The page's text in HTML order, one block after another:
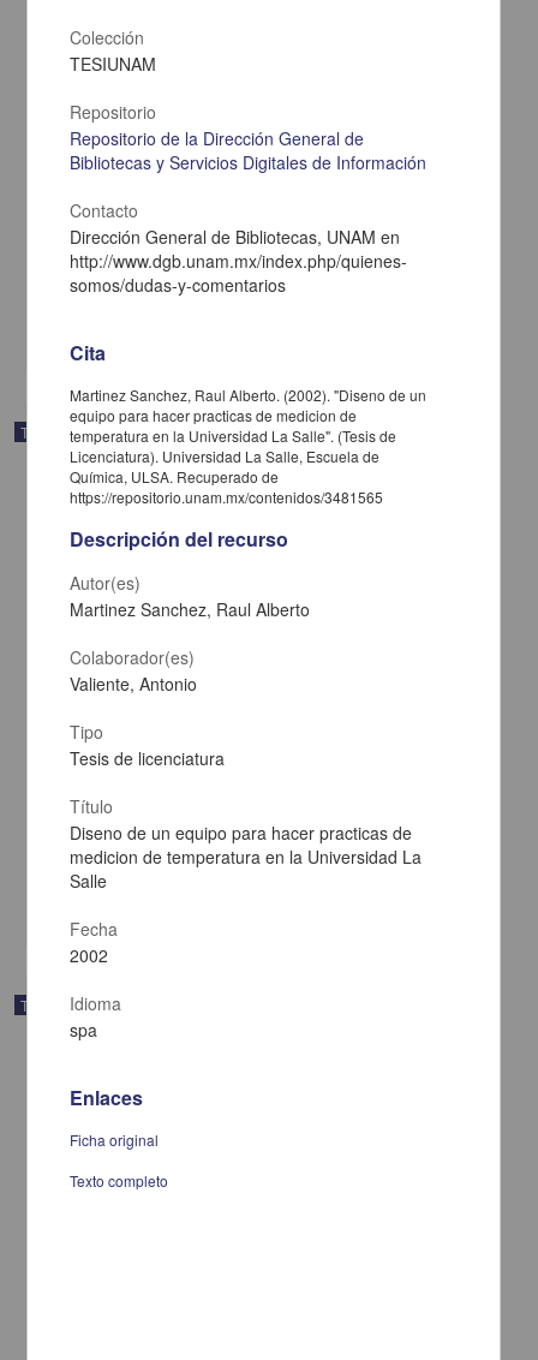
Validacion del proceso de llenado simulado simultaneo en lineas
de produccion de polvo esteriles
Roussell Martinez, Hugo
Biología y Química
Trabajo de grado
Presa Falcon, Tamaulipas
Hernandez Romero, Gerardo Francisco
Ingenierías
Trabajo de grado
Colección
TESIUNAM
Repositorio
Repositorio de la Dirección General de
Bibliotecas y Servicios Digitales de Información
Contacto
Dirección General de Bibliotecas, UNAM en
http://www.dgb.unam.mx/index.php/quienes-
somos/dudas-y-comentarios
Cita
Martinez Sanchez, Raul Alberto. (2002). "Diseno de un
equipo para hacer practicas de medicion de
temperatura en la Universidad La Salle". (Tesis de
Licenciatura). Universidad La Salle, Escuela de
Química, ULSA. Recuperado de
https://repositorio.unam.mx/contenidos/3481565
Descripción del recurso
Autor(es)
Martinez Sanchez, Raul Alberto
Colaborador(es)
Valiente, Antonio
Tipo
Tesis de licenciatura
Título
Diseno de un equipo para hacer practicas de
medicion de temperatura en la Universidad La
Salle
Fecha
2002
Idioma
spa
Enlaces
Ficha original
Texto completo